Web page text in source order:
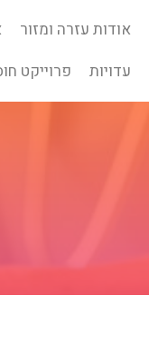
אודות עזרה ומזור
עדויות
פרוייקט